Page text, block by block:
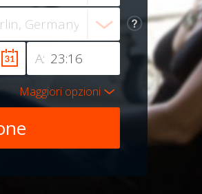
A:
Maggiori opzioni